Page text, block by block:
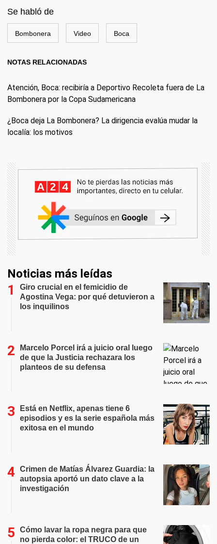
Se habló de
Bombonera Video Boca
NOTAS RELACIONADAS
Atención, Boca: recibiría a Deportivo Recoleta fuera de La
Bombonera por la Copa Sudamericana
¿Boca deja La Bombonera? La dirigencia evalúa mudar la
localía: los motivos
Noticias más leídas
Giro crucial en el femicidio de
Agostina Vega: por qué detuvieron a
los inquilinos
Marcelo Porcel irá a juicio oral luego
de que la Justicia rechazara los
planteos de su defensa
Está en Netflix, apenas tiene 6
episodios y es la serie española más
exitosa en el mundo
Crimen de Matías Álvarez Guardia: la
autopsia aportó un dato clave a la
investigación
Cómo lavar la ropa negra para que
no pierda color: el TRUCO de un